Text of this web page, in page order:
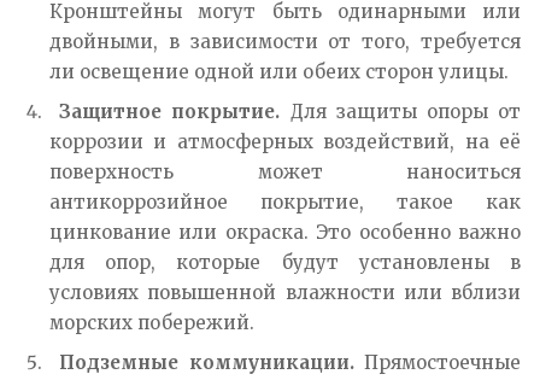
Кронштейны могут быть одинарными или
двойными, в зависимости от того, требуется
ли освещение одной или обеих сторон улицы.
Защитное покрытие. Для защиты опоры от
коррозии и атмосферных воздействий, на её
поверхность может наноситься
антикоррозийное покрытие, такое как
цинкование или окраска. Это особенно важно
для опор, которые будут установлены в
условиях повышенной влажности или вблизи
морских побережий.
Подземные коммуникации.Прямостоечные